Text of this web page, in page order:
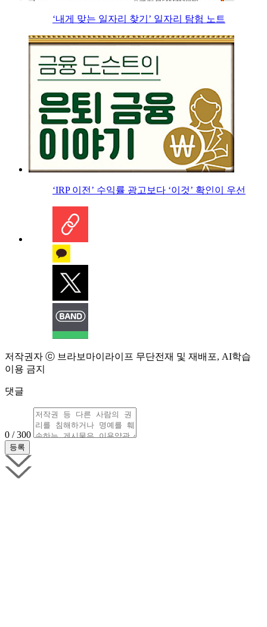
‘내게 맞는 일자리 찾기’ 일자리 탐험 노트
‘IRP 이전’ 수익률 광고보다 ‘이것’ 확인이 우선
저작권자 ⓒ 브라보마이라이프 무단전재 및 재배포, AI학습
이용 금지
댓글
0 / 300